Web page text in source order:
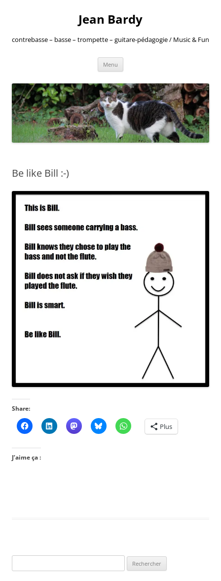
Jean Bardy
contrebasse – basse – trompette – guitare-pédagogie / Music & Fun
Menu
Be like Bill :-)
Share:
Plus
J’aime ça :